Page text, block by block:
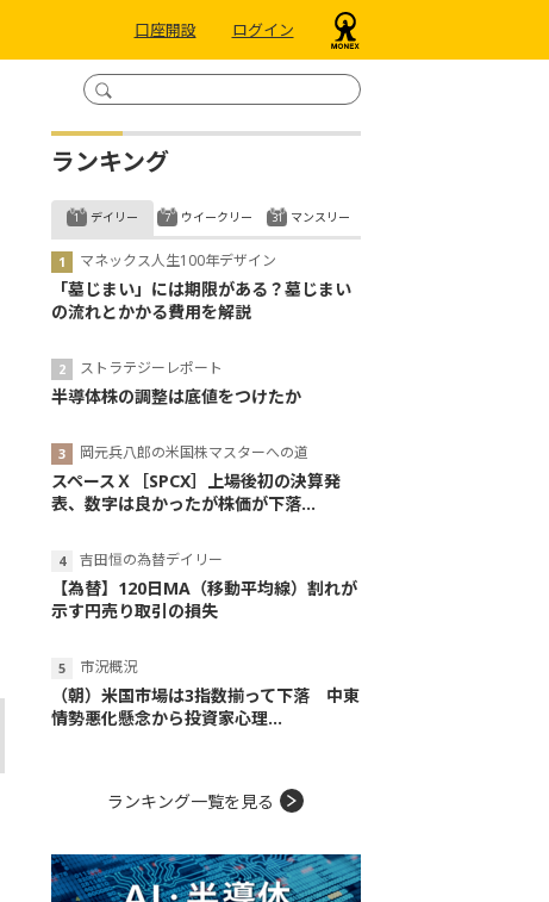
口座開設 ログイン
ランキング
デイリー
マネックス人生100年デザイン
「墓じまい」には期限がある？墓じまい
の流れとかかる費用を解説
ストラテジーレポート
半導体株の調整は底値をつけたか
岡元兵八郎の米国株マスターへの道
スペースＸ［SPCX］上場後初の決算発
表、数字は良かったが株価が下落...
吉田恒の為替デイリー
【為替】120日MA（移動平均線）割れが
示す円売り取引の損失
市況概況
（朝）米国市場は3指数揃って下落 中東
情勢悪化懸念から投資家心理...
ウイークリー マンスリー
ランキング一覧を見る